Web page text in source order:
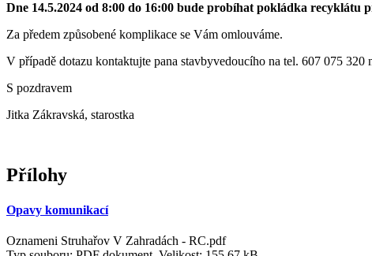
Dne 14.5.2024 od 8:00 do 16:00 bude probíhat pokládka recyklátu
Za předem způsobené komplikace se Vám omlouváme.
V případě dotazu kontaktujte pana stavbyvedoucího na tel. 607 075 320
S pozdravem
Jitka Zákravská, starostka
Přílohy
Opavy komunikací
Oznameni Struhařov V Zahradách - RC.pdf